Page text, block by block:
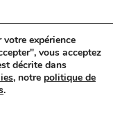
expérience
vous acceptez
décrite dans
, notre politique de
.